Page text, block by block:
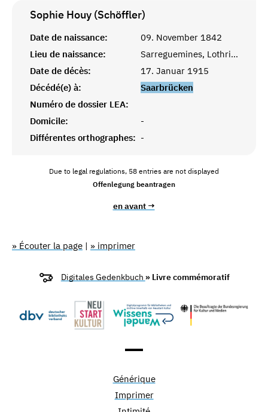
Sophie Houy (Schöffler)
Date de naissance:
09. November 1842
Lieu de naissance:
Sarreguemines, Lothringen
Date de décès:
17. Januar 1915
Décédé(e) à:
Saarbrücken
Numéro de dossier LEA:
Domicile:
-
Différentes orthographes: -
Due to legal regulations, 58 entries are not displayed
Offenlegung beantragen
en avant →
» Écouter la page | » imprimer
Digitales Gedenkbuch » Livre commémoratif
Générique
Imprimer